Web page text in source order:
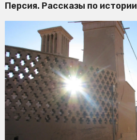
Персия. Рассказы по истории